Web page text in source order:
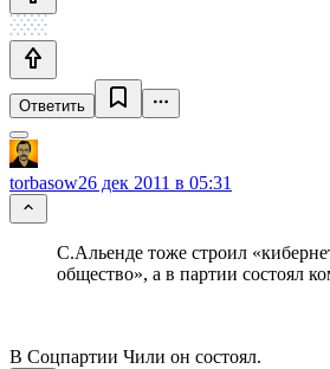
Ответить
torbasow26 дек 2011 в 05:31
С.Альенде тоже строил
общество», а в партии состоял
В Соцпартии Чили он состоял.